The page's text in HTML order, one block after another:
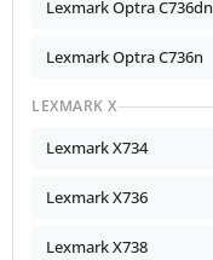
Lexmark Optra C736dn
Lexmark Optra C736n
LEXMARK X
Lexmark X734
Lexmark X736
Lexmark X738